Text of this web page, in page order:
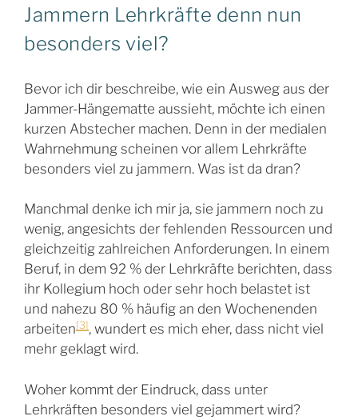
Jammern Lehrkräfte denn nun
besonders viel?
Bevor ich dir beschreibe, wie ein Ausweg aus der
Jammer-Hängematte aussieht, möchte ich einen
kurzen Abstecher machen. Denn in der medialen
Wahrnehmung scheinen vor allem Lehrkräfte
besonders viel zu jammern. Was ist da dran?
Manchmal denke ich mir ja, sie jammern noch zu
wenig, angesichts der fehlenden Ressourcen und
gleichzeitig zahlreichen Anforderungen. In einem
Beruf, in dem 92 % der Lehrkräfte berichten, dass
ihr Kollegium hoch oder sehr hoch belastet ist
und nahezu 80 % häufig an den Wochenenden
arbeiten[3], wundert es mich eher, dass nicht viel
mehr geklagt wird.
Woher kommt der Eindruck, dass unter
Lehrkräften besonders viel gejammert wird?